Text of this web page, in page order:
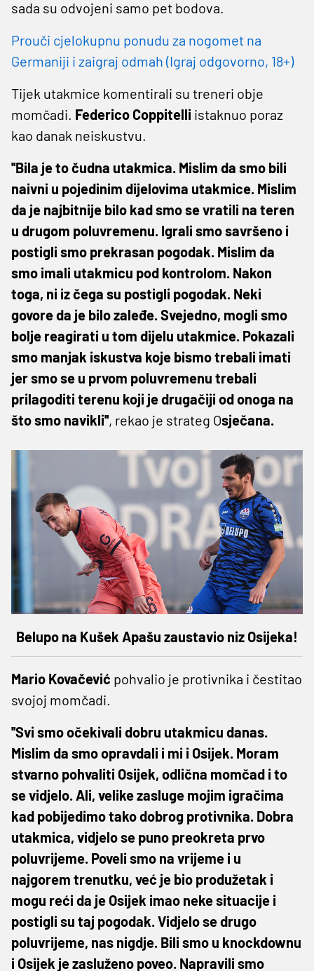
sada su odvojeni samo pet bodova.
Prouči cjelokupnu ponudu za nogomet na
Germaniji i zaigraj odmah (Igraj odgovorno, 18+)
Tijek utakmice komentirali su treneri obje
momčadi. Federico Coppitelli istaknuo poraz
kao danak neiskustvu.
''Bila je to čudna utakmica. Mislim da smo bili
naivni u pojedinim dijelovima utakmice. Mislim
da je najbitnije bilo kad smo se vratili na teren
u drugom poluvremenu. Igrali smo savršeno i
postigli smo prekrasan pogodak. Mislim da
smo imali utakmicu pod kontrolom. Nakon
toga, ni iz čega su postigli pogodak. Neki
govore da je bilo zaleđe. Svejedno, mogli smo
bolje reagirati u tom dijelu utakmice. Pokazali
smo manjak iskustva koje bismo trebali imati
jer smo se u prvom poluvremenu trebali
prilagoditi terenu koji je drugačiji od onoga na
što smo navikli'', rekao je strateg Osječana.
Belupo na Kušek Apašu zaustavio niz Osijeka!
Mario Kovačević pohvalio je protivnika i čestitao
svojoj momčadi.
''Svi smo očekivali dobru utakmicu danas.
Mislim da smo opravdali i mi i Osijek. Moram
stvarno pohvaliti Osijek, odlična momčad i to
se vidjelo. Ali, velike zasluge mojim igračima
kad pobijedimo tako dobrog protivnika. Dobra
utakmica, vidjelo se puno preokreta prvo
poluvrijeme. Poveli smo na vrijeme i u
najgorem trenutku, već je bio produžetak i
mogu reći da je Osijek imao neke situacije i
postigli su taj pogodak. Vidjelo se drugo
poluvrijeme, nas nigdje. Bili smo u knockdownu
i Osijek je zasluženo poveo. Napravili smo